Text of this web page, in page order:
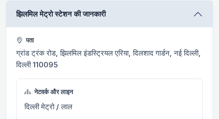
झिलमिल मेट्रो स्टेशन की जानकारी
पता
ग्रांड ट्रंक रोड, झिलमिल इंडस्ट्रियल एरिया, दिलशाद गार्डन, नई दिल्ली,
दिल्ली 110095
नेटवर्क और लाइन
दिल्ली मेट्रो / लाल